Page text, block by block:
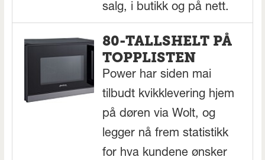
salg, i butikk og på nett.
80-TALLSHELT PÅ
TOPPLISTEN
Power har siden mai
tilbudt kvikklevering hjem
på døren via Wolt, og
legger nå frem statistikk
for hva kundene ønsker